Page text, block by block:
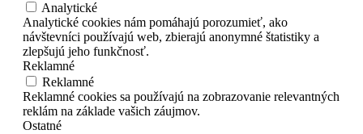
Analytické
Analytické cookies nám pomáhajú porozumieť, ako
návštevníci používajú web, zbierajú anonymné štatistiky a
zlepšujú jeho funkčnosť.
Reklamné
Reklamné
Reklamné cookies sa používajú na zobrazovanie relevantných
reklám na základe vašich záujmov.
Ostatné